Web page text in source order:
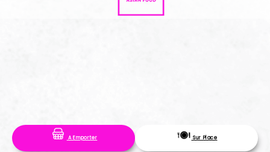
NOTRE RESTAURANT
A Emporter Sur Place